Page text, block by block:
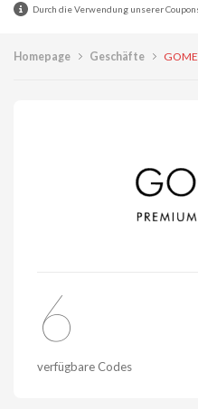
Durch die Verwendung unserer
Homepage Geschäfte
6
verfügbare Codes